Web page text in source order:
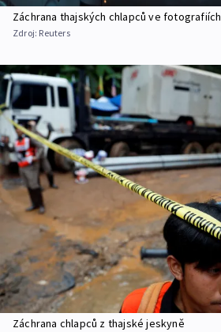
Záchrana thajských chlapců ve fotografiích
Zdroj: Reuters
Záchrana chlapců z thajské jeskyně